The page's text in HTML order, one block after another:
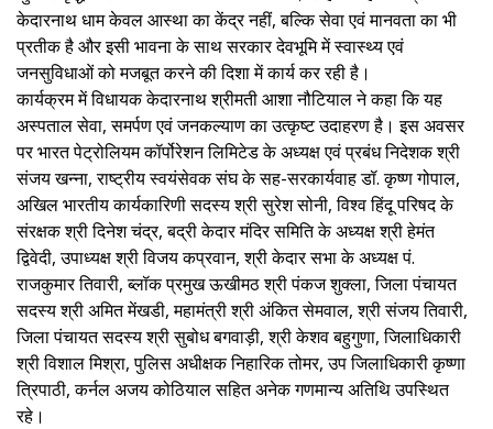
केदारनाथ धाम केवल आस्था का केंद्र नहीं, बल्कि सेवा एवं मानवता का भी
प्रतीक है और इसी भावना के साथ सरकार देवभूमि में स्वास्थ्य एवं
जनसुविधाओं को मजबूत करने की दिशा में कार्य कर रही है।
कार्यक्रम में विधायक केदारनाथ श्रीमती आशा नौटियाल ने कहा कि यह
अस्पताल सेवा, समर्पण एवं जनकल्याण का उत्कृष्ट उदाहरण है। इस अवसर
पर भारत पेट्रोलियम कॉर्पोरेशन लिमिटेड के अध्यक्ष एवं प्रबंध निदेशक श्री
संजय खन्ना, राष्ट्रीय स्वयंसेवक संघ के सह-सरकार्यवाह डॉ. कृष्ण गोपाल,
अखिल भारतीय कार्यकारिणी सदस्य श्री सुरेश सोनी, विश्व हिंदू परिषद के
संरक्षक श्री दिनेश चंद्र, बद्री केदार मंदिर समिति के अध्यक्ष श्री हेमंत
द्विवेदी, उपाध्यक्ष श्री विजय कप्रवान, श्री केदार सभा के अध्यक्ष पं.
राजकुमार तिवारी, ब्लॉक प्रमुख ऊखीमठ श्री पंकज शुक्ला, जिला पंचायत
सदस्य श्री अमित मेंखडी, महामंत्री श्री अंकित सेमवाल, श्री संजय तिवारी,
जिला पंचायत सदस्य श्री सुबोध बगवाड़ी, श्री केशव बहुगुणा, जिलाधिकारी
श्री विशाल मिश्रा, पुलिस अधीक्षक निहारिक तोमर, उप जिलाधिकारी कृष्णा
त्रिपाठी, कर्नल अजय कोठियाल सहित अनेक गणमान्य अतिथि उपस्थित
रहे।